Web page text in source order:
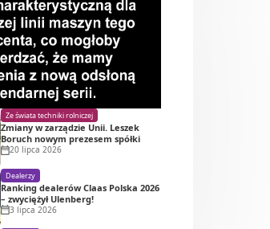
Ze świata techniki rolniczej
Zmiany w zarządzie Unii. Leszek
Boruch nowym prezesem spółki
20 lipca 2026
Dealerzy
Ranking dealerów Claas Polska 2026
– zwyciężył Ulenberg!
3 lipca 2026